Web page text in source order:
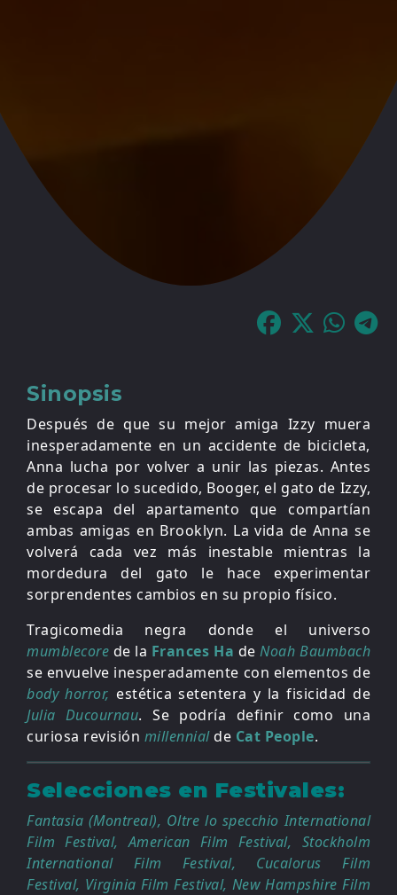
Sinopsis
Después de que su mejor amiga Izzy muera
inesperadamente en un accidente de bicicleta,
Anna lucha por volver a unir las piezas. Antes
de procesar lo sucedido, Booger, el gato de Izzy,
se escapa del apartamento que compartían
ambas amigas en Brooklyn. La vida de Anna se
volverá cada vez más inestable mientras la
mordedura del gato le hace experimentar
sorprendentes cambios en su propio físico.
Tragicomedia negra donde el universo
mumblecore de la Frances Ha deNoah Baumbach
se envuelve inesperadamente con elementos de
body horror, estética setentera y la fisicidad de
Julia Ducournau. Se podría definir como una
curiosa revisión millennialde Cat People.
Selecciones en Festivales:
Fantasia (Montreal), Oltre lo specchio International
Film Festival, American Film Festival, Stockholm
International Film Festival, Cucalorus Film
Festival, Virginia Film Festival, New Hampshire Film